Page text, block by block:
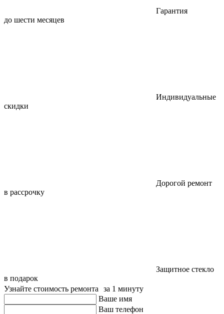
Гарантия
до шести месяцев
Индивидуальные
скидки
Дорогой ремонт
в рассрочку
Защитное стекло
в подарок
Узнайте стоимость ремонта за 1 минуту
Ваше имя
Ваш телефон